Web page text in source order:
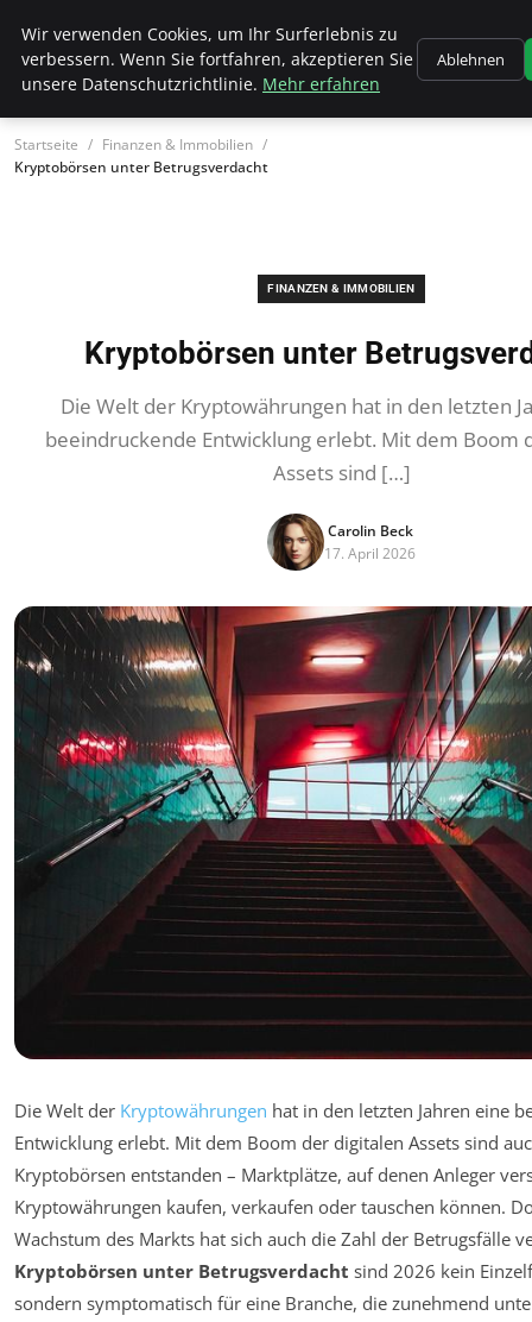
Wk Institut
Startseite
Finanzen & Immobilien
Kryptobörsen unter Betrugsverdacht
FINANZEN & IMMOBILIEN
Kryptobörsen unter
Die Welt der Kryptowährungen hat in den letzten
beeindruckende Entwicklung erlebt. Mit dem Boom
Assets sind […]
Carolin Beck
17. April 2026
Die Welt der Kryptowährungen hat in den letzten Jahren eine
Entwicklung erlebt. Mit dem Boom der digitalen Assets sind
Kryptobörsen entstanden – Marktplätze, auf denen Anleger
Kryptowährungen kaufen, verkaufen oder tauschen können.
Wachstum des Markts hat sich auch die Zahl der Betrugsfälle
Kryptobörsen unter Betrugsverdacht sind 2026 kein
sondern symptomatisch für eine Branche, die zunehmend
Wir verwenden Cookies, um Ihr Surferlebnis zu
verbessern. Wenn Sie fortfahren, akzeptieren Sie
unsere Datenschutzrichtlinie. Mehr erfahren
Ablehnen